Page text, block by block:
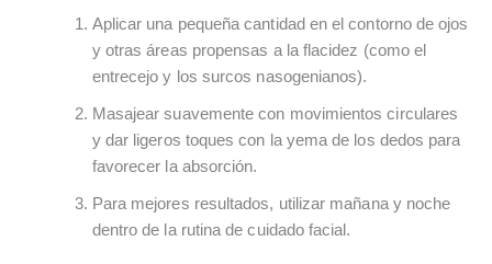
Aplicar una pequeña cantidad en el contorno de ojos
y otras áreas propensas a la flacidez (como el
entrecejo y los surcos nasogenianos).
Masajear suavemente con movimientos circulares
y dar ligeros toques con la yema de los dedos para
favorecer la absorción.
Para mejores resultados, utilizar mañana y noche
dentro de la rutina de cuidado facial.